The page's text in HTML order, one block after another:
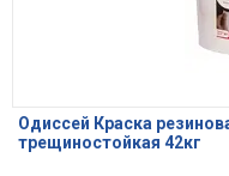
Одиссей Краска
трещиностойкая 42кг